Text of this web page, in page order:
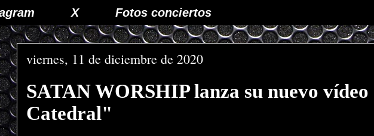
X Fotos conciertos
viernes, 11 de diciembre de 2020
SATAN WORSHIP lanza su nuevo
Catedral"